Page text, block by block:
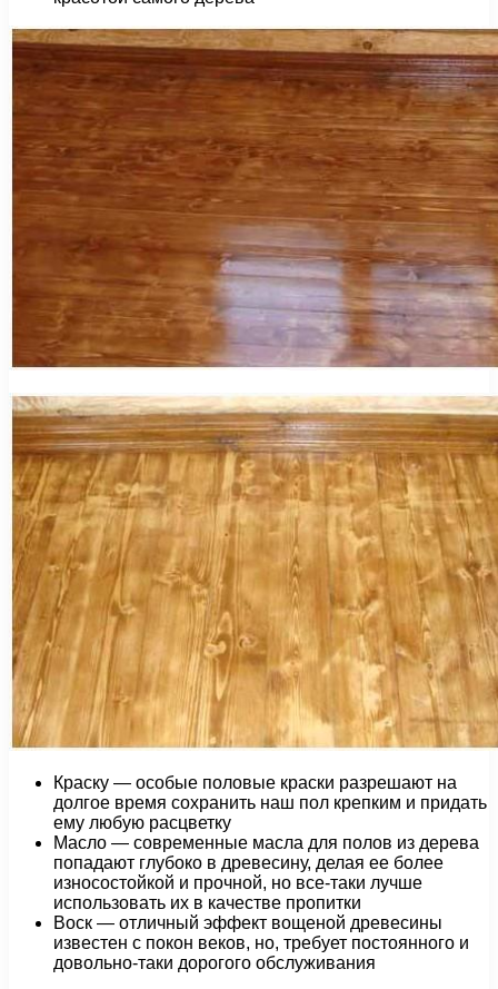
Краску — особые половые краски разрешают на
долгое время сохранить наш пол крепким и придать
ему любую расцветку
Масло — современные масла для полов из дерева
попадают глубоко в древесину, делая ее более
износостойкой и прочной, но все-таки лучше
использовать их в качестве пропитки
Воск — отличный эффект вощеной древесины
известен с покон веков, но, требует постоянного и
довольно-таки дорогого обслуживания